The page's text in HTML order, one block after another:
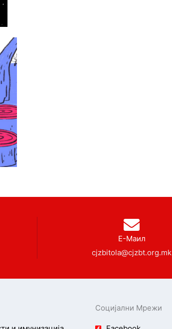
Е-Маил
cjzbitola@cjzbt.org.mk
Социјални Мрежи